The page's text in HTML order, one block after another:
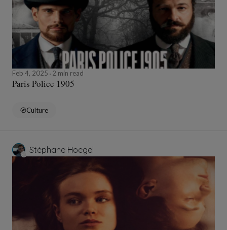
Feb 4, 2025 2 min read
Paris Police 1905
Culture
Stéphane Hoegel